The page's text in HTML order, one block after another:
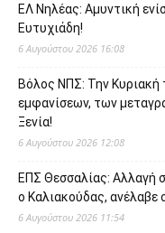
ΕΛ Νηλέας: Αμυντική
Ευτυχιάδη!
6 Αυγούστου 2026 16:08
Βόλος ΝΠΣ: Την
εμφανίσεων, των
Ξενία!
6 Αυγούστου 2026 12:08
ΕΠΣ Θεσσαλίας: Αλλαγή
ο Καλιακούδας, ανέλαβε
6 Αυγούστου 2026 11:54